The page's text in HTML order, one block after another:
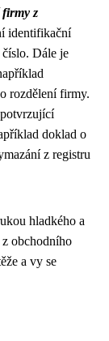
firmy z
identifikační
Dále je
rozdělení firmy.
doklad o
z registru
hladkého a
obchodního
a vy se